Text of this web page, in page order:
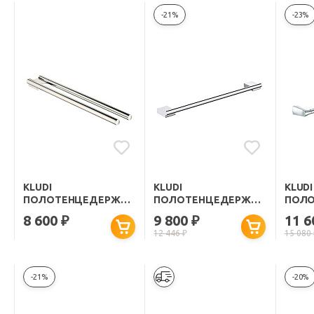
KLUDI
ПОЛОТЕНЦЕДЕРЖАТЕЛЬ
8 600₽
-21%
KLUDI
ПОЛОТЕНЦЕДЕРЖАТЕЛЬ
9 800₽
12 446₽
-23%
KLUDI
11
15 080
-21% -20%